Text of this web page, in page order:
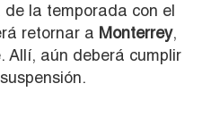
la temporada con el
retornar a Monterrey,
Allí, aún deberá cumplir